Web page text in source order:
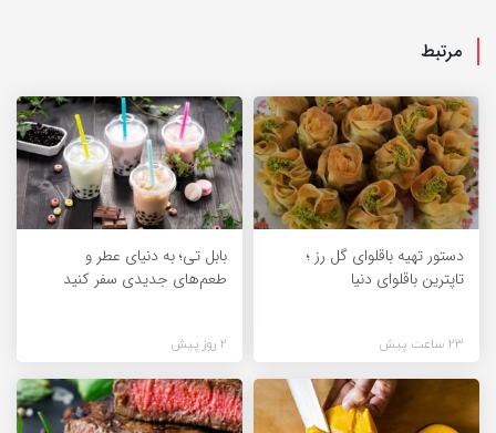
مرتبط
دستور تهیه باقلوای گل رز ؛
تاپترین باقلوای دنیا
23 ساعت پیش
بابل تی؛ به دنیای عطر و
طعم‌های جدیدی سفر کنید
2 روز پیش